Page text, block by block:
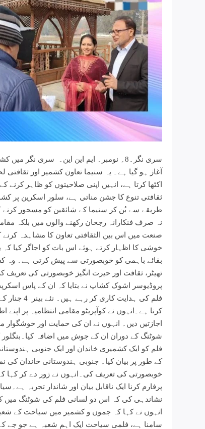
سری نگر۔8؍ نومبر۔ ایم این این۔ سری نگر
آغاز ہو گیا ہے۔ یہ سنیما تعاون کشمیر اور
اکٹھا کرتا ہے، انہیں اپنی صلاحیتوں کو ظاہر کرنے
ثقافتی تنوع کا جشن مناتی ہے، سلور اسکرین پر
طریقے سے بُن کر سنیما کے شائقین کو مسحور کرنے
نہ صرف فنکارانہ رجحان رکھنے والوں میں بلکہ
صنعت میں اس بین الثقافتی تعاون کا مشاہدہ کرنے
خوشی کا اظہار کرتے ہوئے اس بات کو اجاگر کیا
بقائے باہمی کو خوبصورتی سے پیش کرتی ہے۔ وہ
تھیٹر، ثقافت اور حیرت انگیز خوبصورتی کی تعریف
پروڈیوسر اشوک کشاپ نے بتایا کہ ان کے پاس
فلم کی
کرنا ہے۔انہوں نے کوآپریٹو مقامی انتظامیہ پر
اجازتیں دیں۔ انہوں نے ان کی حمایت اور
شوٹنگ کے دوران ان کے جوش میں اضافہ کیا۔بنگلور
فلم کو ایک کشمیری خاندان اور ایک جنوبی
کے طور پر بیان کیا۔ جنوبی ہندوستانی خاندان کی
خوبصورتی کی تعریف کی۔انہوں نے زور دے کر کہا کہ
پرفارم کرنا ایک ناقابل بیان اور شاندار تجربہ
نشاندہی کی کہ اس دو لسانی فلم کی شوٹنگ میں
انہوں نے کہا کہ جموں و کشمیر میں سیاحت کے
سامنا ہے، فلمی سیاحت ایک اہم شعبہ ہے جو جے